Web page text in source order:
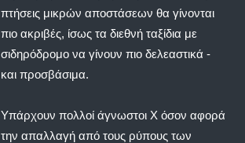
πτήσεις μικρών αποστάσεων θα γίνονται
πιο ακριβές, ίσως τα διεθνή ταξίδια με
σιδηρόδρομο να γίνουν πιο δελεαστικά -
και προσβάσιμα.
Υπάρχουν πολλοί άγνωστοι X όσον αφορά
την απαλλαγή από τους ρύπους των